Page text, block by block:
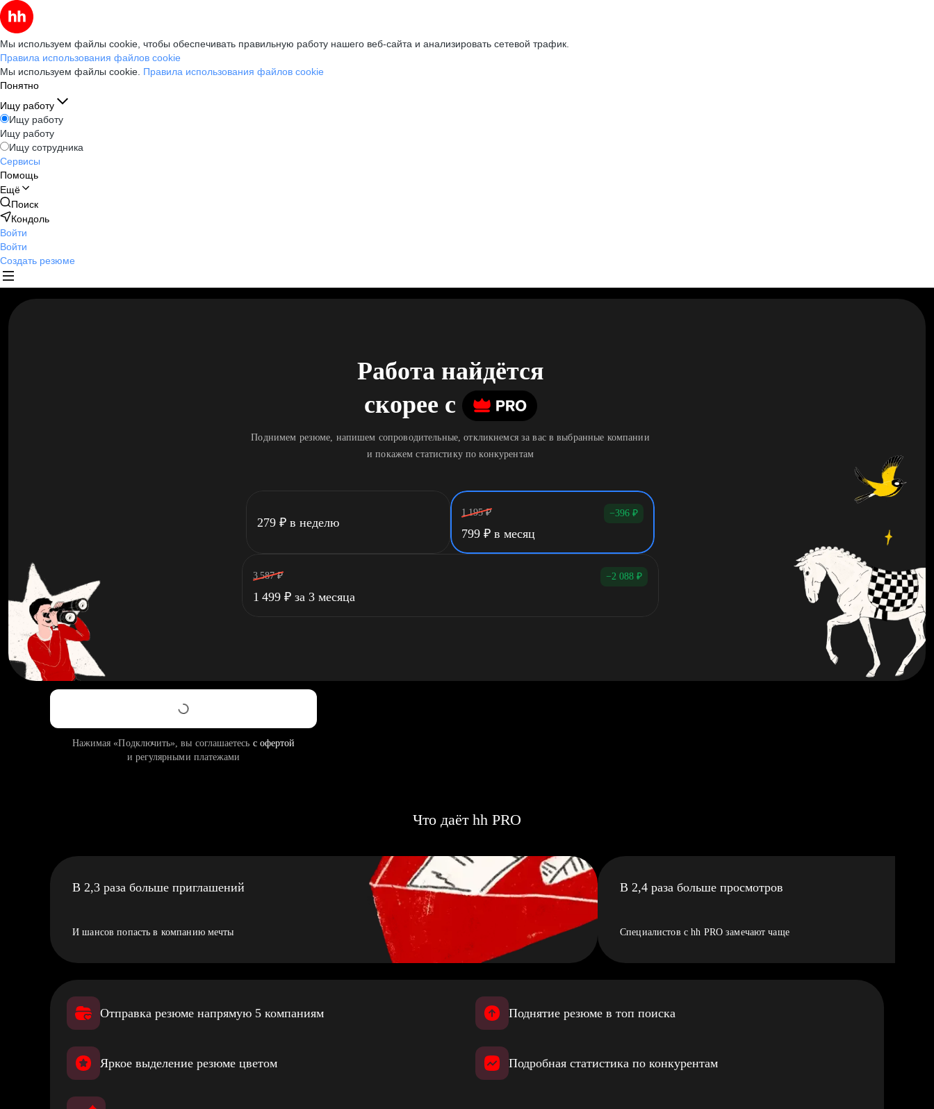
Мы используем файлы cookie, чтобы обеспечивать правильную работу нашего веб-сайта и анализировать сетевой трафик.
Правила использования файлов cookie
Мы используем файлы cookie. Правила использования файлов cookie
Понятно
Ищу работу
Ищу работу
Ищу работу
Ищу сотрудника
Сервисы
Помощь
Ещё
Поиск
Кондоль
Войти
Войти
Создать резюме
Работа найдётся
скорее c
Поднимем резюме, напишем сопроводительные, откликнемся за вас в выбранные компании
и покажем статистику по конкурентам
279 ₽ в неделю
1 195 ₽ −396 ₽
799 ₽ в месяц
3 587 ₽ −2 088 ₽
1 499 ₽ за 3 месяца
Нажимая «Подключить», вы соглашаетесь с офертой
и регулярными платежами
Что даёт hh PRO
В 2,3 раза больше приглашений
И шансов попасть в компанию мечты
В 2,4 раза больше просмотров
Специалистов с hh PRO замечают чаще
Отправка резюме напрямую 5 компаниям Поднятие резюме в топ поиска
Яркое выделение резюме цветом Подробная статистика по конкурентам